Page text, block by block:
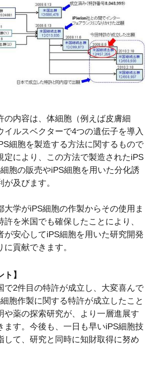
の内容は、体細胞（例えば皮膚細
イルスベクターで4つの遺伝子を導入
細胞を製造する方法に関するもので
定により、この方法で製造されたiPS
胞の販売やiPS細胞を用いた分化誘
及びます。
大学がiPS細胞の作製からその使用ま
許を米国でも確保したことにより、
が安心してiPS細胞を用いた研究開発
貢献できます。
ト】
で2件目の特許が成立し、大変喜んで
胞作製に関する特許が成立したこと
や薬の探索研究が、より一層進展す
ます。今後も、一日も早いiPS細胞技
して、研究と同時に知財取得に努め